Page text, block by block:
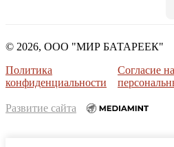
© 2026, ООО "МИР БАТАРЕЕК"
Политика
конфиденциальности
Согласие
Развитие сайта